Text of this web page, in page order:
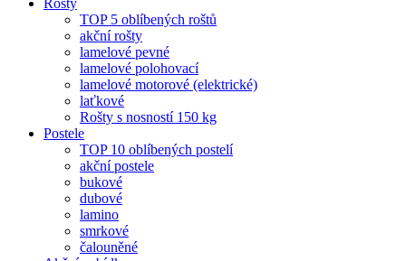
Rošty
TOP 5 oblíbených roštů
akční rošty
lamelové pevné
lamelové polohovací
lamelové motorové (elektrické)
laťkové
Rošty s nosností 150 kg
Postele
TOP 10 oblíbených postelí
akční postele
bukové
dubové
lamino
smrkové
čalouněné